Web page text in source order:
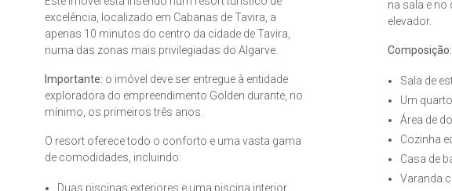
excelência, localizado em Cabanas de Tavira, a
apenas 10 minutos do centro da cidade de Tavira,
numa das zonas mais privilegiadas do Algarve.
Importante: o imóvel deve ser entregue à entidade
exploradora do empreendimento Golden durante, no
mínimo, os primeiros três anos.
O resort oferece todo o conforto e uma vasta gama
de comodidades, incluindo:
Duas piscinas exteriores e uma piscina interior
na sala e no
elevador.
Composição:
Sala de
Um quarto
Área de
Cozinha
Casa de
Varanda